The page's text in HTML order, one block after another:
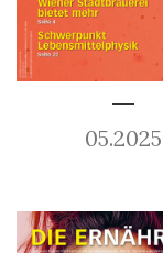
05.2025